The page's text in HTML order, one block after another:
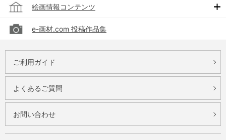
絵画情報コンテンツ
e-画材.com 投稿作品集
ご利用ガイド
よくあるご質問
お問い合わせ